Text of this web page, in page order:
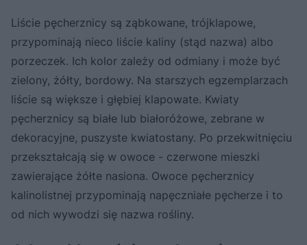
Liście pęcherznicy są ząbkowane, trójklapowe,
przypominają nieco liście kaliny (stąd nazwa) albo
porzeczek. Ich kolor zależy od odmiany i może być
zielony, żółty, bordowy. Na starszych egzemplarzach
liście są większe i głębiej klapowate. Kwiaty
pęcherznicy są białe lub białoróżowe, zebrane w
dekoracyjne, puszyste kwiatostany. Po przekwitnięciu
przekształcają się w owoce - czerwone mieszki
zawierające żółte nasiona. Owoce pęcherznicy
kalinolistnej przypominają napęczniałe pęcherze i to
od nich wywodzi się nazwa rośliny.